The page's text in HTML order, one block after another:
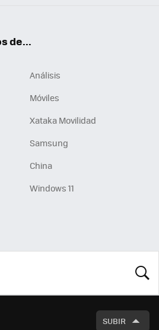
de...
Análisis
Móviles
Xataka Movilidad
Samsung
China
Windows 11
SUBIR